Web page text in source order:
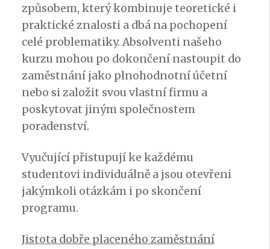
způsobem, který kombinuje teoretické i
praktické znalosti a dbá na pochopení
celé problematiky. Absolventi našeho
kurzu mohou po dokončení nastoupit do
zaměstnání jako plnohodnotní účetní
nebo si založit svou vlastní firmu a
poskytovat jiným společnostem
poradenství.
Vyučující přistupují ke každému
studentovi individuálně a jsou otevřeni
jakýmkoli otázkám i po skončení
programu.
Jistota dobře placeného zaměstnání